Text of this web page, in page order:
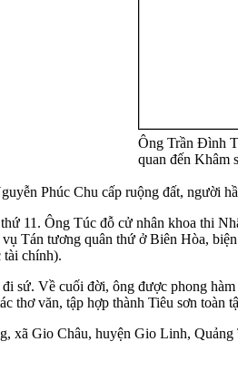
Ông Trần Đình
quan đến Khâm
Phúc Chu cấp ruộng đất, người
11. Ông Túc đỗ cử nhân khoa thi
Tán tương quân thứ ở Biên Hòa,
chính).
sứ. Về cuối đời, ông được phong
thơ văn, tập hợp thành Tiêu sơn toàn
xã Gio Châu, huyện Gio Linh,